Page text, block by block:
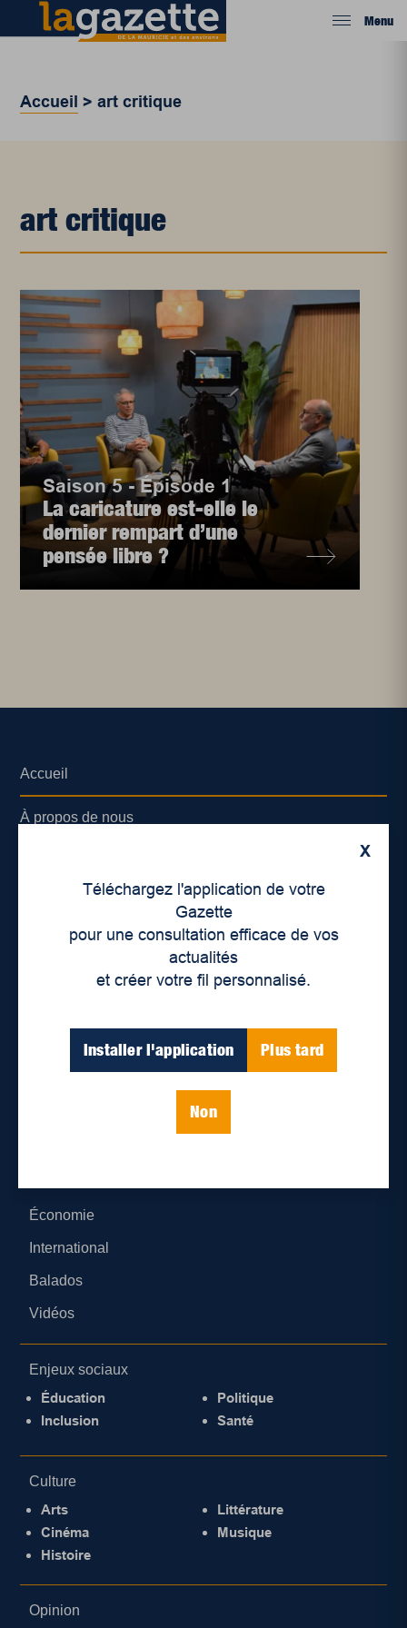
Menu
Accueil >art critique
art critique
Saison 5 - Épisode 1
La caricature est-elle le
dernier rempart d’une
pensée libre ?
X
Téléchargez l'application de votre
Gazette
pour une consultation efficace de vos
actualités
et créer votre fil personnalisé.
Installer l'application Plus tard
Non
Accueil
À propos de nous
Lieux de distribution
Économie
International
Balados
Vidéos
Enjeux sociaux
Éducation
Inclusion
Politique
Santé
Culture
Arts
Cinéma
Histoire
Littérature
Musique
Opinion